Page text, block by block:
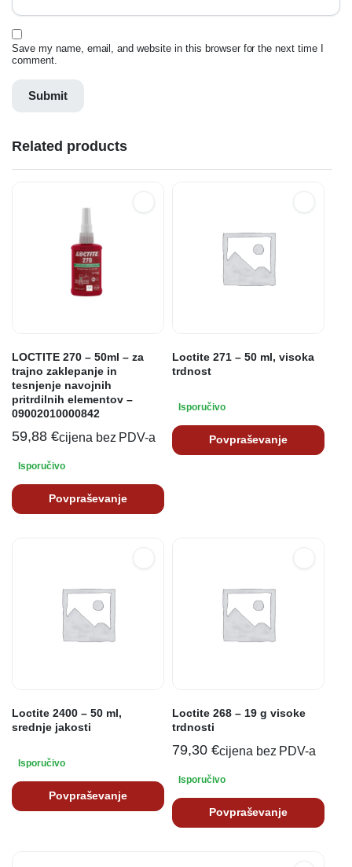
Save my name, email, and website in this browser for the next time I
comment.
Related products
LOCTITE 270 – 50ml – za
trajno zaklepanje in
tesnjenje navojnih
pritrdilnih elementov –
09002010000842
59,88 €cijena bez PDV-a
Isporučivo
Povpraševanje
Loctite 271 – 50 ml, visoka
trdnost
Isporučivo
Povpraševanje
Loctite 2400 – 50 ml,
srednje jakosti
Isporučivo
Povpraševanje
Loctite 268 – 19 g visoke
trdnosti
79,30 €cijena bez PDV-a
Isporučivo
Povpraševanje